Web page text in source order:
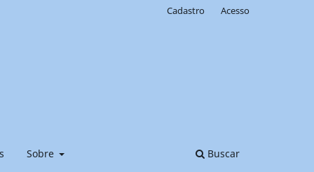
Sobre Buscar
Cadastro Acesso